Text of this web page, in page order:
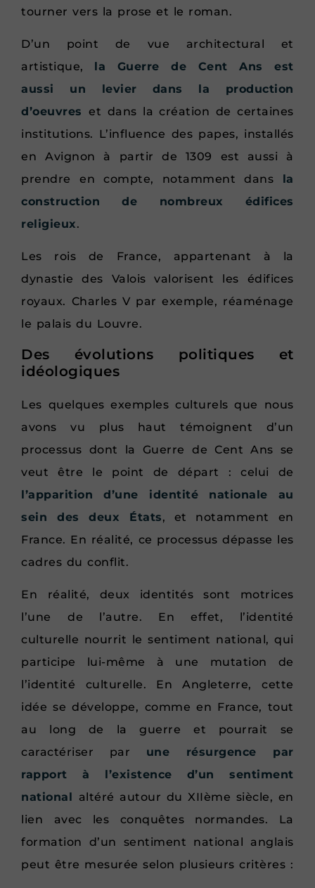
tourner vers la prose et le roman.
D’un point de vue architectural et
artistique, la Guerre de Cent Ans est
aussi un levier dans la production
d’oeuvreset dans la création de certaines
institutions. L’influence des papes, installés
en Avignon à partir de 1309 est aussi à
prendre en compte, notamment dans la
construction de nombreux édifices
religieux.
Les rois de France, appartenant à la
dynastie des Valois valorisent les édifices
royaux. Charles V par exemple, réaménage
le palais du Louvre.
Des évolutions politiques et
idéologiques
Les quelques exemples culturels que nous
avons vu plus haut témoignent d’un
processus dont la Guerre de Cent Ans se
veut être le point de départ : celui de
l’apparition d’une identité nationale au
sein des deux États, et notamment en
France. En réalité, ce processus dépasse les
cadres du conflit.
En réalité, deux identités sont motrices
l’une de l’autre. En effet, l’identité
culturelle nourrit le sentiment national, qui
participe lui-même à une mutation de
l’identité culturelle. En Angleterre, cette
idée se développe, comme en France, tout
au long de la guerre et pourrait se
caractériser par une résurgence par
rapport à l’existence d’un sentiment
national altéré autour du XIIème siècle, en
lien avec les conquêtes normandes. La
formation d’un sentiment national anglais
peut être mesurée selon plusieurs critères :